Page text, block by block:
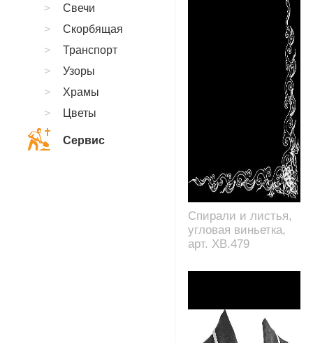
Спирали и листья,
угловая виньетка,
арт. XB.479
Свечи
Скорбящая
Транспорт
Узоры
Храмы
Цветы
Сервис